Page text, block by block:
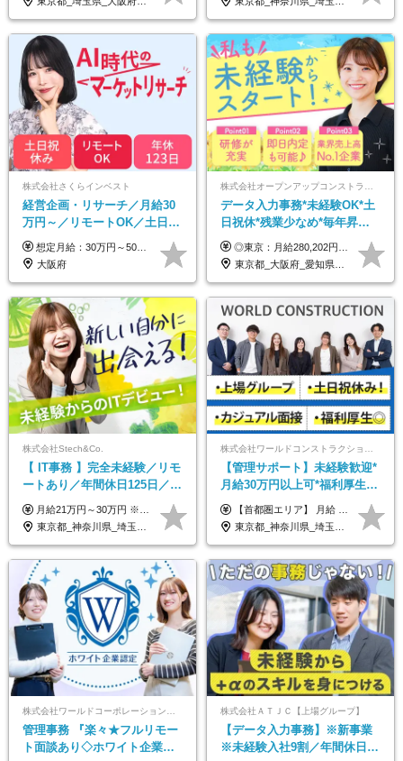
株式会社さくらインベスト
経営企画・リサーチ／月給30
万円～／リモートOK／土日祝
休み／生成AIを活用できる方
歓迎
想定月給：30万円～50万円程度＋各種手当＋賞与年2回 ※想定年収：400万円～600万円 ※経験・能力等考慮の上、規定により優遇 ※上記月給には固定残業代を含みます。固定残業代は、時間外労働の有無に関わらず月10時間分（月2.2万円（月収30万円の場合）～3.6万円（月収50万円の場合））を支給し、超過分は追加で支給します ※試用期間2ヶ月（待遇に差異なし） 【固定残業代について】 固定残業10時間分（22,000円～36,000円）を含む ※超過分は別途全額支給
大阪府
データ入力事務*未経験OK*土
日祝休*残業少なめ*毎年昇給
あり*面接1回*月収37万円可/o
◎東京：月給280,202円～402,430円 ◎大阪：月給269,824円～392,052円 ◎名古屋：月給285,967円～408,195円 ◎その他：月給265,212円～387,440円 ※試用期間3か月／待遇は研修期間中のみ変更あり （東京：23.9万円～、大阪：月給23.4万円～、名古屋：月給24.2万円～、その他：月給23.1万円～） ※固定残業代（配属後に支給）・一律手当を含む ※固定残業代は残業がない場合も支給し、超過分は別途支給する ※年齢、経験、能力を考慮し、支給額を決定します。
東京都_大阪府_愛知県_北海道_宮城県_新潟県_石川県_静岡県_広島県_福岡県_沖縄県
株式会社Stech&Co.
【 IT事務 】完全未経験／リモ
ートあり／年間休日125日／残
業なし／産休育休あり／服
装・髪型自由／毎年昇給
月給21万円～30万円 ※試用期間3ヶ月間の待遇に変動はありません。 ※みなし残業代(月20時間分29,725円～)を含む。（※超過分は追加支給）
東京都_神奈川県_埼玉県_千葉県_大阪府_愛知県_北海道_青森県_岩手県_宮城県_秋田県_山形県_福島県_茨城県_栃木県_群馬県_新潟県_山梨県_長野県_富山県_石川県_福井県_静岡県_岐阜県_三重県_兵庫県_京都府_滋賀県_奈良県_和歌山県_広島県_岡山県_鳥取県_島根県_山口県_徳島県_香川県_愛媛県_高知県_福岡県_熊本県_佐賀県_長崎県_大分県_宮崎県_鹿児島県_沖縄県
【管理サポート】未経験歓迎*
月給30万円以上可*福利厚生が
充実！
【首都圏エリア】 月給 291,800円以上 ＋ 各種手当 【北関東エリア】 月給 264,260円以上 ＋ 各種手当 【関西・四国エリア】 月給 278,040円以上 ＋ 各種手当 【中部エリア】 月給 278,040円以上 ＋ 各種手当 【北海道・東北エリア】 月給 247,000円以上 ＋ 各種手当 【九州エリア】 月給 235,540円以上 ＋ 各種手当 【中国エリア】 月給 250,460 円以上 ＋ 各種手当 ※全て年齢・経験・能力などを考慮します。 ※試用期間3ヶ月あり。その間の待遇に変動はありません。 ※固定残業代（20時間分）を含む 首都圏／37,800円以上 北関東／34,260円以上 関西・四国／36,040円以上 中部／36,040円以上 北海道・東北／32,000円以上 九州／30,540円以上 中国／32,460円以上 ※超過分は全額支給 初年度の年収 400万円～900万円
東京都_神奈川県_埼玉県_千葉県_大阪府_愛知県_北海道_青森県_岩手県_宮城県_秋田県_山形県_福島県_茨城県_栃木県_群馬県_新潟県_山梨県_長野県_富山県_石川県_福井県_静岡県_岐阜県_三重県_兵庫県_京都府_滋賀県_奈良県_和歌山県_広島県_岡山県_鳥取県_島根県_山口県_徳島県_香川県_愛媛県_高知県_福岡県_熊本県_佐賀県_長崎県_大分県_宮崎県_鹿児島県_沖縄県
株式会社ワールドコーポレーション 採用事業部【上場グループ】
管理事務 『楽々★フルリモー
ト面談あり◇ホワイト企業認
株式会社ＡＴＪＣ【上場グループ】
【データ入力事務】※新事業
※未経験入社9割／年間休日